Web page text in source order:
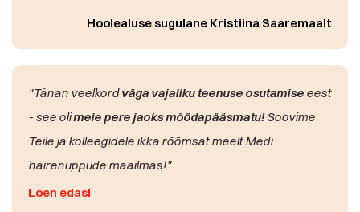
Hoolealuse sugulane Kristiina Saaremaalt
"Tänan veelkordväga vajaliku teenuse osutamise eest
- see olimeie pere jaoks möödapääsmatu!Soovime
Teile ja kolleegidele ikka rõõmsat meelt Medi
häirenuppude maailmas!"
Loen edasi